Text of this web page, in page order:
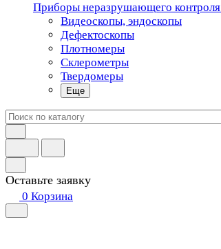
Приборы неразрушающего контроля
Видеоскопы, эндоскопы
Дефектоскопы
Плотномеры
Склерометры
Твердомеры
Еще
Оставьте заявку
0 Корзина